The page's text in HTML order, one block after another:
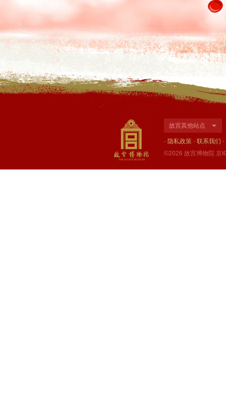
故宫其他站点
· 隐私政策 · 联系我们 ·
©2026 故宫博物院 京